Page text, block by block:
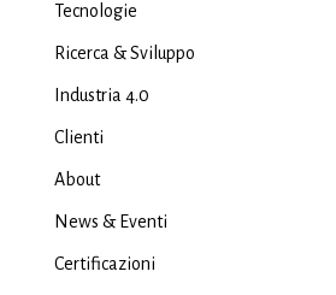
Tecnologie
Ricerca & Sviluppo
Industria 4.0
Clienti
About
News & Eventi
Certificazioni